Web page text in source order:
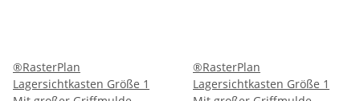
®RasterPlan
Lagersichtkasten Größe 1
®RasterPlan
Lagersichtkasten Größe 1